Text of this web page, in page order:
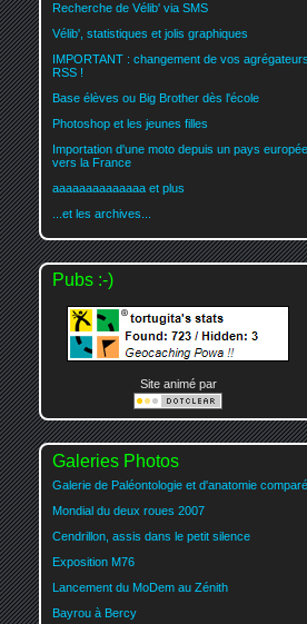
Recherche de Vélib' via SMS
Vélib', statistiques et jolis graphiques
IMPORTANT : changement de vos agrégateurs
RSS !
Base élèves ou Big Brother dès l'école
Photoshop et les jeunes filles
Importation d'une moto depuis un pays
vers la France
aaaaaaaaaaaaaa et plus
...et les archives...
Pubs :-)
Site animé par
Galeries Photos
Galerie de Paléontologie et d'anatomie
Mondial du deux roues 2007
Cendrillon, assis dans le petit silence
Exposition M76
Lancement du MoDem au Zénith
Bayrou à Bercy